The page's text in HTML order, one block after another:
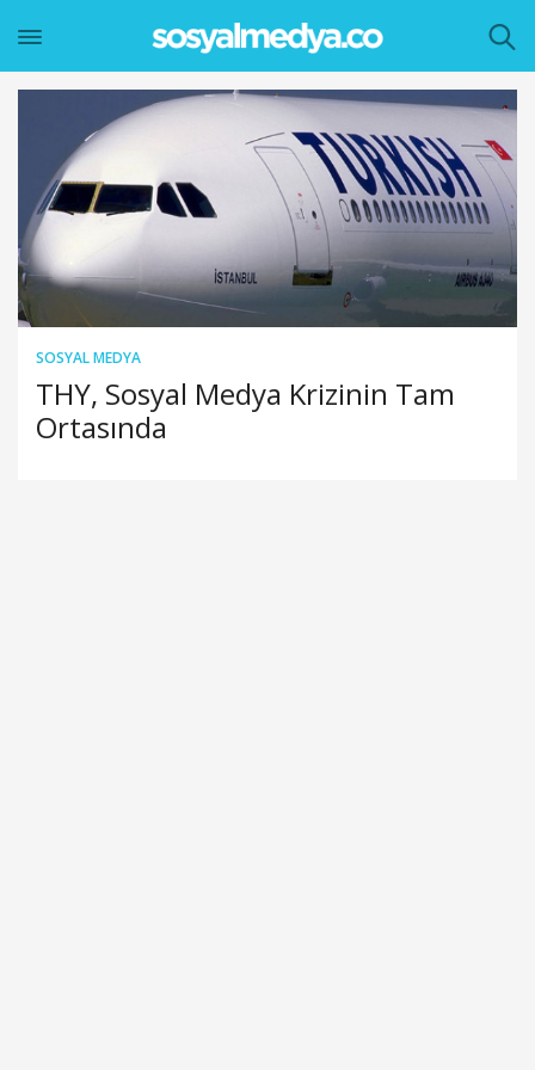
SOSYAL MEDYA
THY, Sosyal Medya Krizinin Tam
Ortasında